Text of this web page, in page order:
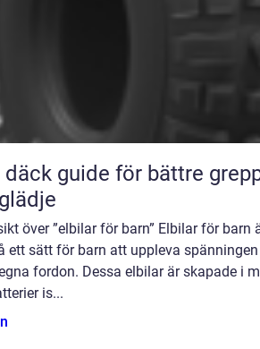
grepp, säkerhet och
över ”elbilar för barn” Elbilar för barn
ett sätt för barn att uppleva
fordon. Dessa elbilar är skapade i
is...